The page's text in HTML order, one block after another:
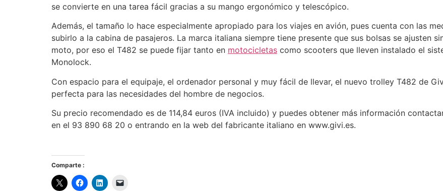
se convierte en una tarea fácil gracias a su mango ergonómico y telescópico.
Además, el tamaño lo hace especialmente apropiado para los viajes en avión, pues cuenta con las
subirlo a la cabina de pasajeros. La marca italiana siempre tiene presente que sus bolsas se ajusten
moto, por eso el T482 se puede fijar tanto en motocicletas como scooters que lleven instalado el
Monolock.
Con espacio para el equipaje, el ordenador personal y muy fácil de llevar, el nuevo trolley T482 de
perfecta para las necesidades del hombre de negocios.
Su precio recomendado es de 114,84 euros (IVA incluido) y puedes obtener más información
en el 93 890 68 20 o entrando en la web del fabricante italiano en www.givi.es.
Comparte :